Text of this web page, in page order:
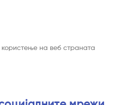
користење на веб страната